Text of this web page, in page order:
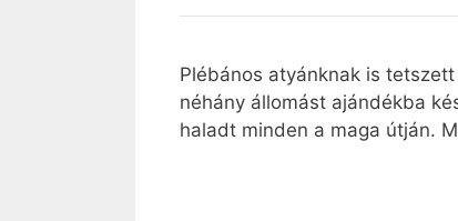
Plébános atyánknak is
néhány állomást ajándékba
haladt minden a maga útján.